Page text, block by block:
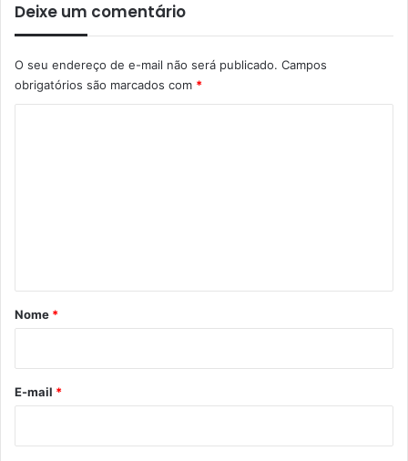
Deixe um comentário
O seu endereço de e-mail não será publicado. Campos
obrigatórios são marcados com *
r
*
Nome *
E-mail *